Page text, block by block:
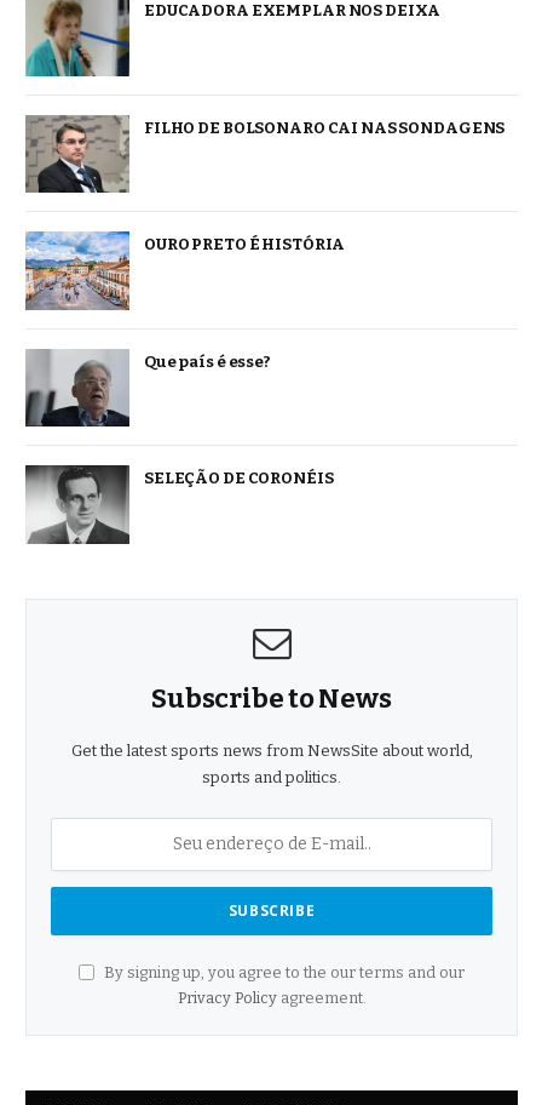
EDUCADORA EXEMPLAR NOS DEIXA
FILHO DE BOLSONARO CAI NAS SONDAGENS
OURO PRETO É HISTÓRIA
Que país é esse?
SELEÇÃO DE CORONÉIS
Subscribe to News
Get the latest sports news from NewsSite about world,
sports and politics.
By signing up, you agree to the our terms and our
Privacy Policyagreement.